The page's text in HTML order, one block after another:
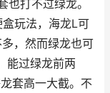
打不过绿龙。
玩法，海龙L可
，然而绿龙也可
能过绿龙前两
套高一大截。不